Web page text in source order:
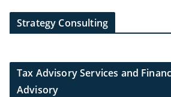
Strategy Consulting
Tax Advisory Services and
Advisory